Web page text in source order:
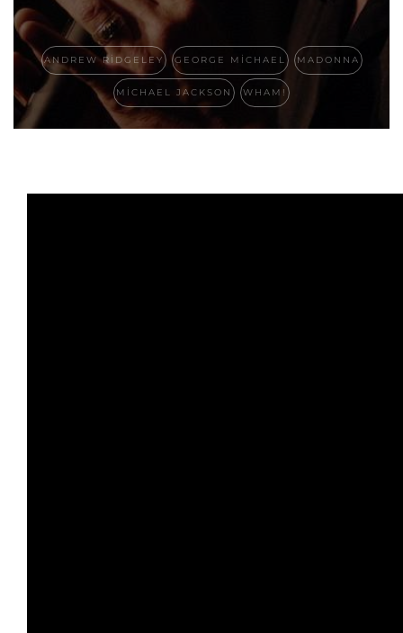
ANDREW RIDGELEY GEORGE MICHAEL MADONNA
MICHAEL JACKSON WHAM!